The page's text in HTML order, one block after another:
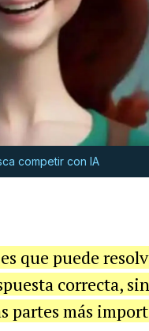
competir con IA
que puede
correcta,
partes más